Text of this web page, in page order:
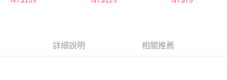
３．未成年的使用者請事先徵得法定代理人或監護人之同意方可使用
詳細說明 相關推薦